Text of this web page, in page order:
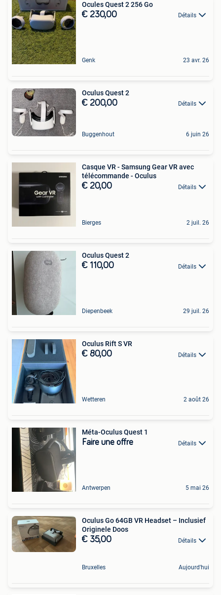
Ocules Quest 2 256 Go
€ 230,00 Détails
Genk 23 avr. 26
Oculus Quest 2
€ 200,00 Détails
Buggenhout 6 juin 26
Casque VR - Samsung Gear VR avec
télécommande - Oculus
€ 20,00 Détails
Bierges 2 juil. 26
Oculus Quest 2
€ 110,00 Détails
Diepenbeek 29 juil. 26
Oculus Rift S VR
€ 80,00 Détails
Wetteren 2 août 26
Méta-Oculus Quest 1
Faire une offre Détails
Antwerpen 5 mai 26
Oculus Go 64GB VR Headset – Inclusief
Originele Doos
€ 35,00 Détails
Bruxelles Aujourd'hui